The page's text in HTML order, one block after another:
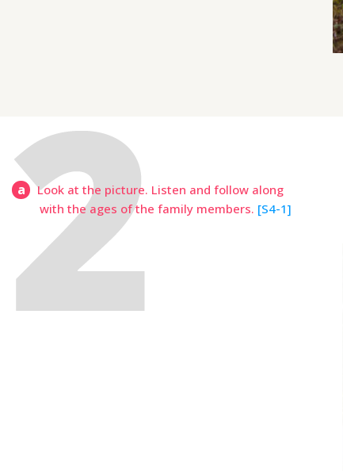
a
Look at the picture. Listen and follow along
with the ages of the family members. [S4-1]